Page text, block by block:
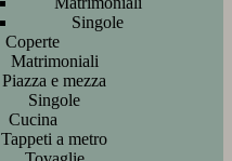
Singole
Coperte
Matrimoniali
Piazza e mezza
Singole
Cucina
Tappeti a metro